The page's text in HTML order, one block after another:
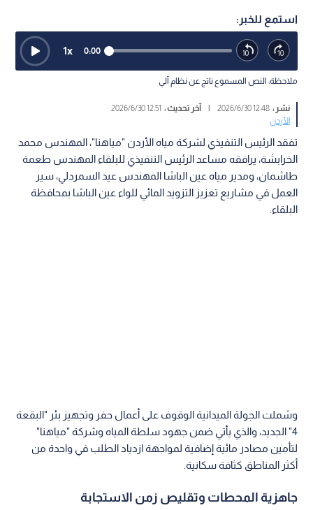
استمع للخبر:
0:00
1x
ملاحظة: النص المسموع ناتج عن نظام آلي
نشر :12:48 2026/6/30
| آخر تحديث : 12:51 2026/6/30
الأردن
تفقد الرئيس التنفيذي لشركة مياه الأردن "مياهنا"، المهندس محمد
الخرابشة، يرافقه مساعد الرئيس التنفيذي للبلقاء المهندس طعمة
طاشمان، ومدير مياه عين الباشا المهندس عيد السمردلي، سير
العمل في مشاريع تعزيز التزويد المائي للواء عين الباشا بمحافظة
البلقاء.
وشملت الجولة الميدانية الوقوف على أعمال حفر وتجهيز بئر "البقعة
4" الجديد، والذي يأتي ضمن جهود سلطة المياه وشركة "مياهنا"
لتأمين مصادر مائية إضافية لمواجهة ازدياد الطلب في واحدة من
أكثر المناطق كثافة سكانية.
جاهزية المحطات وتقليص زمن الاستجابة